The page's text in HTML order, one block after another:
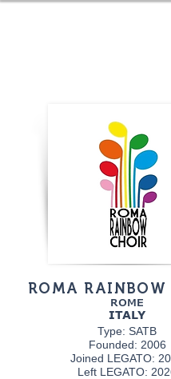
ROMA RAINBOW
ROME
ITALY
Type: SATB
Founded: 2006
Joined LEGATO:
Left LEGATO: